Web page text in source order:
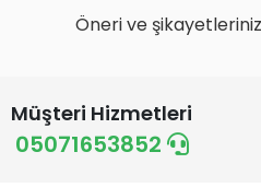
Öneri ve
Müşteri Hizmetleri
05071653852